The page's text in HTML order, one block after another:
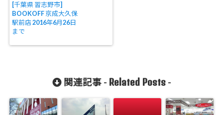
[千葉県 習志野市]
BOOKOFF 京成大久保
駅前店 2016年6月26日
まで
関連記事 - Related Posts-